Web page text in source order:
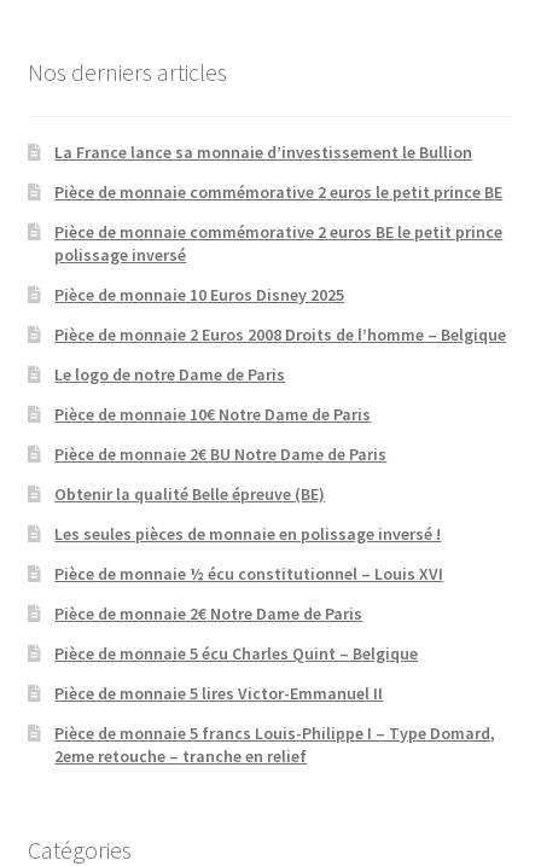
Nos derniers articles
La France lance sa monnaie d’investissement le Bullion
Pièce de monnaie commémorative 2 euros le petit prince BE
Pièce de monnaie commémorative 2 euros BE le petit prince
polissage inversé
Pièce de monnaie 10 Euros Disney 2025
Pièce de monnaie 2 Euros 2008 Droits de l’homme – Belgique
Le logo de notre Dame de Paris
Pièce de monnaie 10€ Notre Dame de Paris
Pièce de monnaie 2€ BU Notre Dame de Paris
Obtenir la qualité Belle épreuve (BE)
Les seules pièces de monnaie en polissage inversé !
Pièce de monnaie ½ écu constitutionnel – Louis XVI
Pièce de monnaie 2€ Notre Dame de Paris
Pièce de monnaie 5 écu Charles Quint – Belgique
Pièce de monnaie 5 lires Victor-Emmanuel II
Pièce de monnaie 5 francs Louis-Philippe I – Type Domard,
2eme retouche – tranche en relief
Catégories